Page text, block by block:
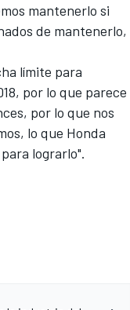
mantenerlo si
de mantenerlo,
límite para
por lo que parece
por lo que nos
lo que Honda
lograrlo".